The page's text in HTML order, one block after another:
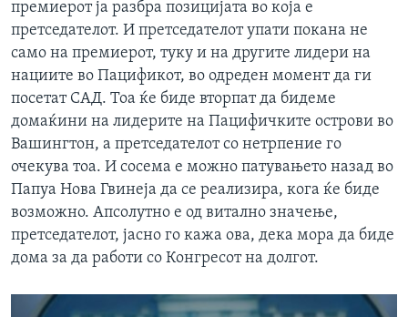
премиерот ја разбра позицијата во која е
претседателот. И претседателот упати покана не
само на премиерот, туку и на другите лидери на
нациите во Пацификот, во одреден момент да ги
посетат САД. Тоа ќе биде вторпат да бидеме
домаќини на лидерите на Пацифичките острови во
Вашингтон, а претседателот со нетрпение го
очекува тоа. И сосема е можно патувањето назад во
Папуа Нова Гвинеја да се реализира, кога ќе биде
возможно. Апсолутно е од витално значење,
претседателот, јасно го кажа ова, дека мора да биде
дома за да работи со Конгресот на долгот.